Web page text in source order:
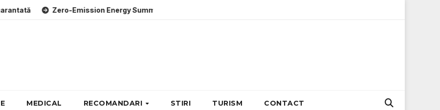
Emission Energy Summit: Evenimente energie despre soluții cu emisii zero
MEDICAL RECOMANDARI STIRI TURISM CONTACT